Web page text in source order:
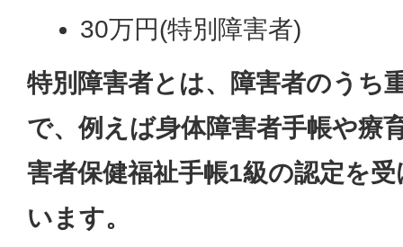
30万円(特別障害者)
特別障害者とは、障害者のうち
で、例えば身体障害者手帳や療
害者保健福祉手帳1級の認定を
います。